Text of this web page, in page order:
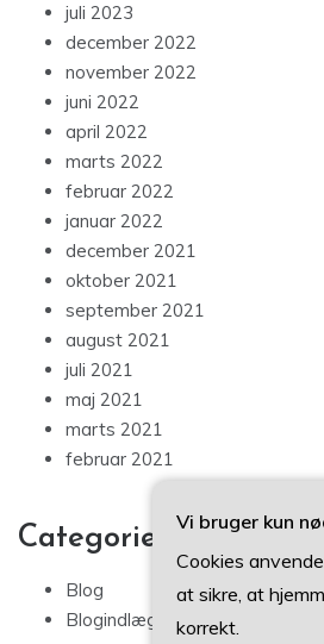
juli 2023
december 2022
november 2022
juni 2022
april 2022
marts 2022
februar 2022
januar 2022
december 2021
oktober 2021
september 2021
august 2021
juli 2021
maj 2021
marts 2021
februar 2021
Categories
Blog
Blogindlæg
Vi bruger kun
Cookies
at sikre, at
korrekt.